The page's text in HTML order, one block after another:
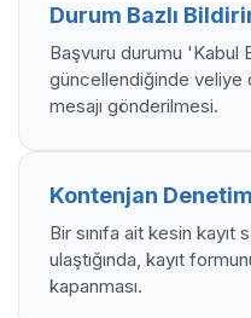
Durum Bazlı
Başvuru durumu 'Kabul
güncellendiğinde
mesajı gönderilmesi.
Kontenjan
Bir sınıfa ait kesin kayıt
ulaştığında, kayıt
kapanması.